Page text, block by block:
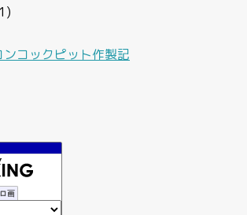
ンコックピット作製記
画
産運用ブログ